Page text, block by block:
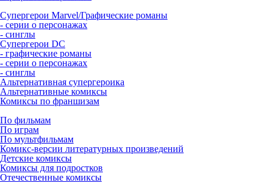
Супергерои Marvel/Графические романы
- серии о персонажах
- синглы
Супергерои DC
- графические романы
- серии о персонажах
- синглы
Альтернативная супергероика
Альтернативные комиксы
Комиксы по франшизам
По фильмам
По играм
По мультфильмам
Комикс-версии литературных произведений
Детские комиксы
Комиксы для подростков
Отечественные комиксы